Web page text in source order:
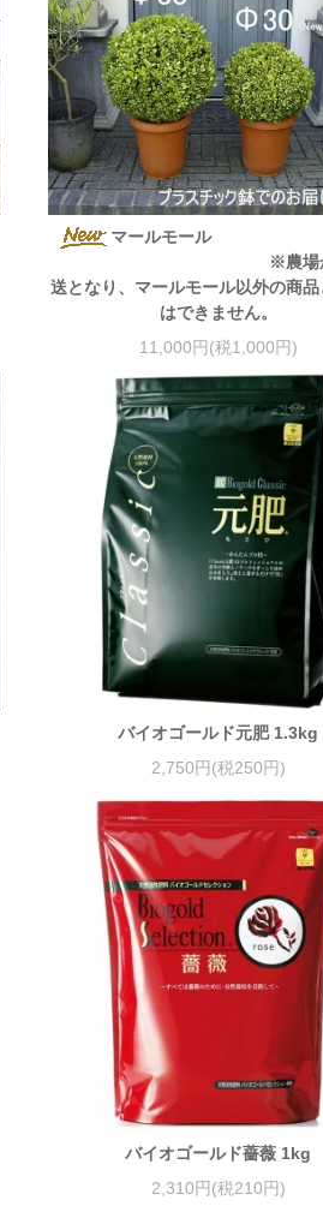
マールモ
※農場から
送となり、マールモール以外の商品
はできません。
11,000円(税1,000円)
バイオゴールド元肥 1.3kg
2,750円(税250円)
バイオゴールド薔薇 1kg
2,310円(税210円)